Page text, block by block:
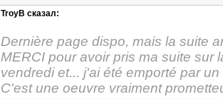
TroyB сказал:
Dernière page dispo, mais la suite
MERCI pour avoir pris ma suite sur
vendredi et... j'ai été emporté par
C'est une oeuvre vraiment